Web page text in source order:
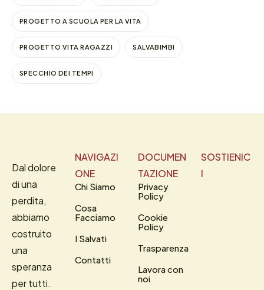
PROGETTO A SCUOLA PER LA VITA
PROGETTO VITA RAGAZZI SALVABIMBI
SPECCHIO DEI TEMPI
Dal dolore
di una
perdita,
abbiamo
costruito
una
speranza
per tutti.
NAVIGAZI
ONE
Chi Siamo
Cosa
Facciamo
I Salvati
Contatti
DOCUMEN
TAZIONE
Privacy
Policy
Cookie
Policy
Trasparenza
Lavora con
noi
SOSTIENIC
I